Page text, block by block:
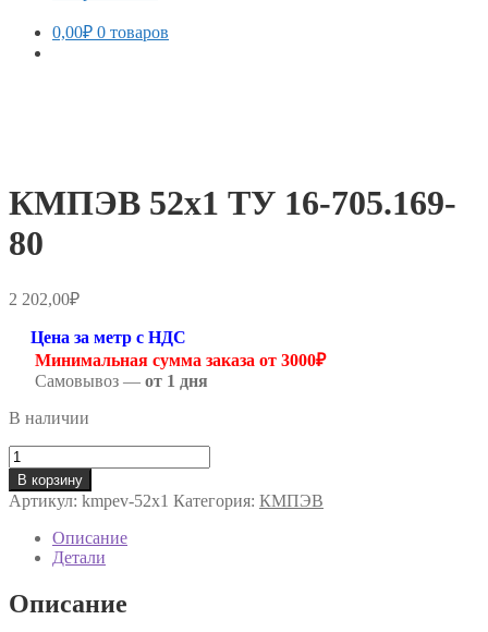
0,00₽ 0 товаров
КМПЭВ 52х1 ТУ 16-705.169-
80
2 202,00₽
Цена за метр с НДС
Минимальная сумма заказа от 3000₽
Самовывоз — от 1 дня
В наличии
Количество
товара
КМПЭВ
52х1
705.169-
80
В корзину
Артикул: kmpev-52х1 Категория: КМПЭВ
Описание
Детали
Описание